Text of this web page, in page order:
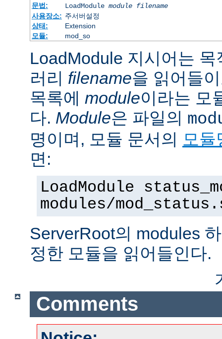
문법:
LoadModule module filename
사용장소: 주서버설정
상태:
Extension
모듈:
mod_so
LoadModule 지시어는
러리 filename을 읽어들
목록에 module이라는 모
다. Module은 파일의
명이며, 모듈 문서의 모듈
면:
LoadModule
modules/
ServerRoot의 modules
정한 모듈을 읽어들인다.
Comments